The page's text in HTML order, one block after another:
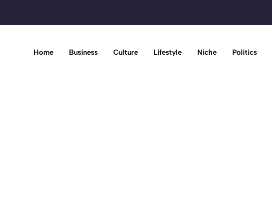
Home Business Culture Lifestyle Niche Politics